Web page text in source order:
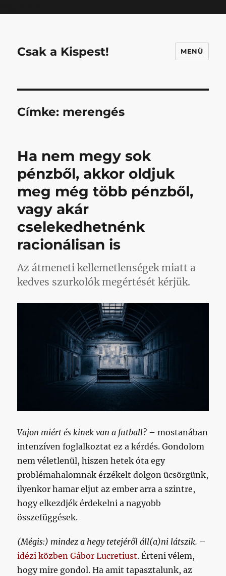
Csak a Kispest! MENÜ
Címke: merengés
Ha nem megy sok
pénzből, akkor oldjuk
meg még több pénzből,
vagy akár
cselekedhetnénk
racionálisan is
Az átmeneti kellemetlenségek miatt a
kedves szurkolók megértését kérjük.
Vajon miért és kinek van a futball? – mostanában
intenzíven foglalkoztat ez a kérdés. Gondolom
nem véletlenül, hiszen hetek óta egy
problémahalomnak érzékelt dolgon ücsörgünk,
ilyenkor hamar eljut az ember arra a szintre,
hogy elkezdjék érdekelni a nagyobb
összefüggések.
(Mégis:) mindez a hegy tetejéről áll(a)ni látszik. –
idézi közben Gábor Lucretiust. Érteni vélem,
hogy mire gondol. Ha amit tapasztalunk, az